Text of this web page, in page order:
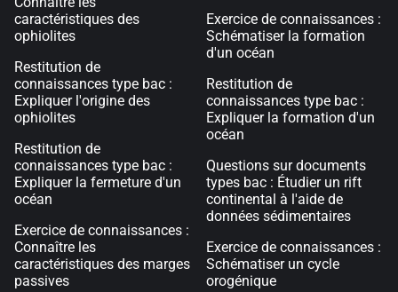
caractéristiques des
ophiolites
Restitution de
connaissances type bac :
Expliquer l'origine des
ophiolites
Restitution de
connaissances type bac :
Expliquer la fermeture d'un
océan
Exercice de connaissances :
Connaître les
caractéristiques des marges
passives
Exercice de connaissances :
Schématiser la formation
d'un océan
Restitution de
connaissances type bac :
Expliquer la formation d'un
océan
Questions sur documents
types bac : Étudier un rift
continental à l'aide de
données sédimentaires
Exercice de connaissances :
Schématiser un cycle
orogénique